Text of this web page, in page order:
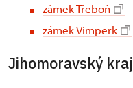
zámek Třeboň
zámek Vimperk
Jihomoravský kraj